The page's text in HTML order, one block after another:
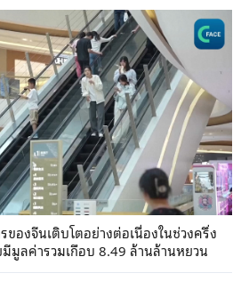
ของจีนเติบโตอย่างต่อเนื่องในช่วงครึ่ง
มูลค่ารวมเกือบ 8.49 ล้านล้านหยวน